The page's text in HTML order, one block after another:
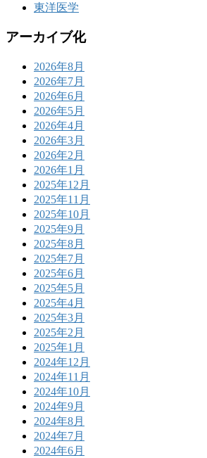
東洋医学
アーカイブ化
2026年8月
2026年7月
2026年6月
2026年5月
2026年4月
2026年3月
2026年2月
2026年1月
2025年12月
2025年11月
2025年10月
2025年9月
2025年8月
2025年7月
2025年6月
2025年5月
2025年4月
2025年3月
2025年2月
2025年1月
2024年12月
2024年11月
2024年10月
2024年9月
2024年8月
2024年7月
2024年6月